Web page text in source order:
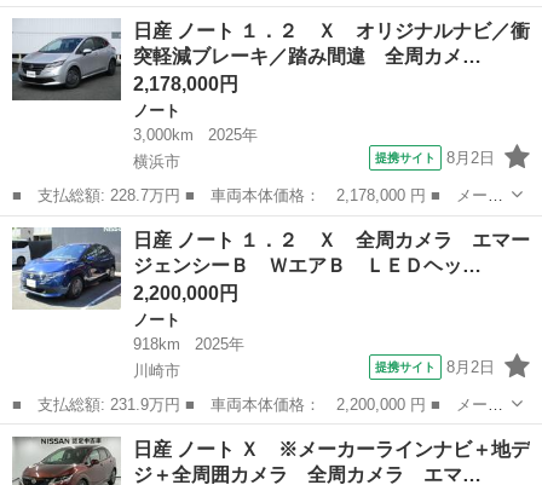
名： 日産 ■ 車種名： ノート ■ グレード名： Ｘ ＤＩＧ－
Ｓ ユーザー買取車／社外ナビ／全周囲カメラ／ＥＴＣ／テレビ／オ
ートエアコン／...
神奈川 相模原市 ノート
日産 ノート １．２ Ｘ オリジナルナビ／衝
突軽減ブレーキ／踏み間違 全周カメ…
2,178,000円
ノート
3,000km
2025年
横浜市
提携サイト 8月2日
■ 支払総額: 228.7万円 ■ 車両本体価格： 2,178,000 円 ■ メーカ
ー名： 日産 ■ 車種名： ノート ■ グレード名： １．２ Ｘ
オリジナルナビ／衝突軽減ブレーキ／踏み間違 全周カメラ エマー
ジェンシ...
神奈川 横浜市 ノート
日産 ノート １．２ Ｘ 全周カメラ エマー
ジェンシーＢ ＷエアＢ ＬＥＤヘッ…
2,200,000円
ノート
918km
2025年
川崎市
提携サイト 8月2日
■ 支払総額: 231.9万円 ■ 車両本体価格： 2,200,000 円 ■ メーカ
ー名： 日産 ■ 車種名： ノート ■ グレード名： １．２ Ｘ
全周カメラ エマージェンシーＢ ＷエアＢ ＬＥＤヘットライト
１オーナ...
神奈川 川崎市 ノート
日産 ノート Ｘ ※メーカーラインナビ＋地デ
ジ＋全周囲カメラ 全周カメラ エマ…